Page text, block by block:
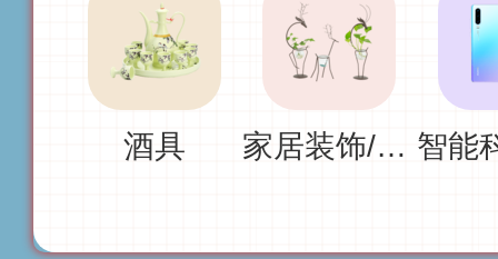
酒具 家居装饰/饰品